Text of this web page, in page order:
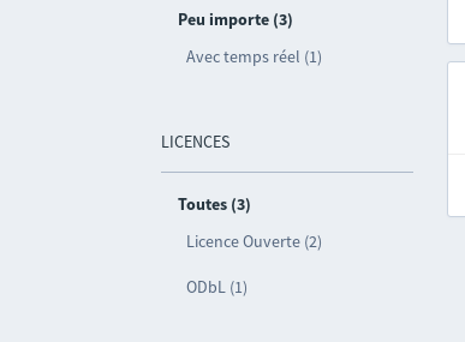
Peu importe (3)
Avec temps réel (1)
LICENCES
Toutes (3)
Licence Ouverte (2)
ODbL (1)